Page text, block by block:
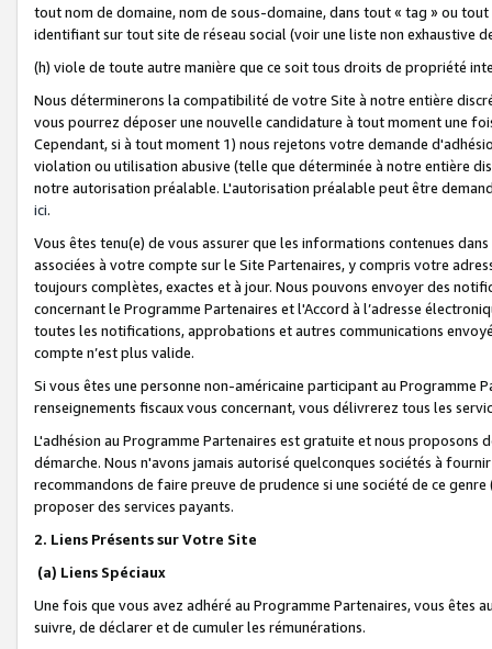
tout nom de domaine, nom de sous-domaine, dans tout « tag » ou
identifiant sur tout site de réseau social (voir une liste non exhaustive
(h) viole de toute autre manière que ce soit tous droits de propriété
Nous déterminerons la compatibilité de votre Site à notre entière
vous pourrez déposer une nouvelle candidature à tout moment une
Cependant, si à tout moment 1) nous rejetons votre demande
violation ou utilisation abusive (telle que déterminée à notre entière
notre autorisation préalable. L'autorisation préalable peut être
ici.
Vous êtes tenu(e) de vous assurer que les informations contenues
associées à votre compte sur le Site Partenaires, y compris votre
toujours complètes, exactes et à jour. Nous pouvons envoyer des
concernant le Programme Partenaires et l'Accord à l’adresse
toutes les notifications, approbations et autres communications
compte n’est plus valide.
Si vous êtes une personne non-américaine participant au
renseignements fiscaux vous concernant, vous délivrerez tous les
L'adhésion au Programme Partenaires est gratuite et nous proposons
démarche. Nous n'avons jamais autorisé quelconques sociétés à
recommandons de faire preuve de prudence si une société de ce
proposer des services payants.
2. Liens Présents sur Votre Site
(a) Liens Spéciaux
Une fois que vous avez adhéré au Programme Partenaires, vous êtes
suivre, de déclarer et de cumuler les rémunérations.